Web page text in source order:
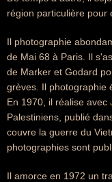
région particulière pour
Il photographie
de Mai 68 à Paris. Il
de Marker et Godard
grèves. Il photographie
En 1970, il réalise avec
Palestiniens, publié
couvre la guerre du
photographies sont
Il amorce en 1972 un